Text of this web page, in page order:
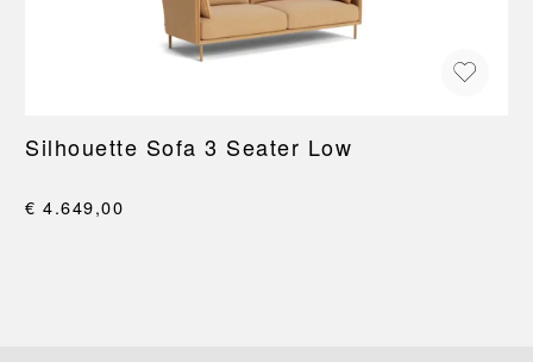
Silhouette Sofa 3 Seater Low
€ 4.649,00